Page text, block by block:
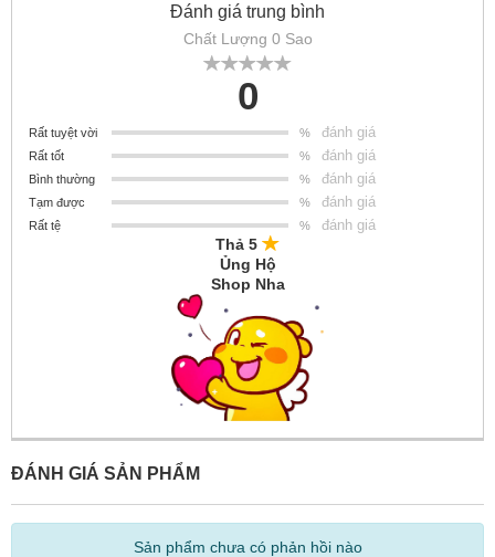
Đánh giá trung bình
Chất Lượng 0 Sao
0
Rất tuyệt vời % đánh giá
Rất tốt % đánh giá
Bình thường % đánh giá
Tạm được % đánh giá
Rất tệ % đánh giá
Thả 5
Ủng Hộ
Shop Nha
ĐÁNH GIÁ SẢN PHẨM
Sản phẩm chưa có phản hồi nào